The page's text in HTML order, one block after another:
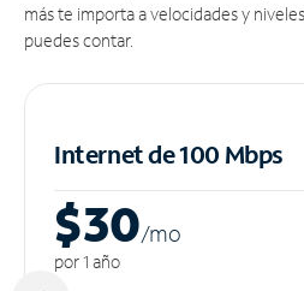
más te importa a velocidades y
puedes contar.
Internet de 100 Mbps
$30/mo
por 1 año